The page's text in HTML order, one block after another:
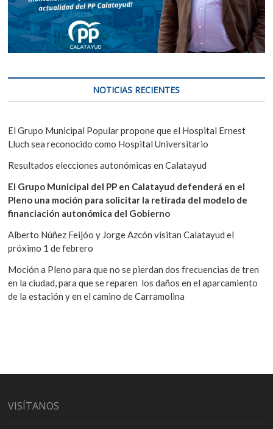
NOTICIAS RECIENTES
El Grupo Municipal Popular propone que el Hospital Ernest
Lluch sea reconocido como Hospital Universitario
Resultados elecciones autonómicas en Calatayud
El Grupo Municipal del PP en Calatayud defenderá en el
Pleno una moción para solicitar la retirada del modelo de
financiación autonómica del Gobierno
Alberto Núñez Feijóo y Jorge Azcón visitan Calatayud el
próximo 1 de febrero
Moción a Pleno para que no se pierdan dos frecuencias de tren
en la ciudad, para que se reparen los daños en el aparcamiento
de la estación y en el camino de Carramolina
VISÍTANOS